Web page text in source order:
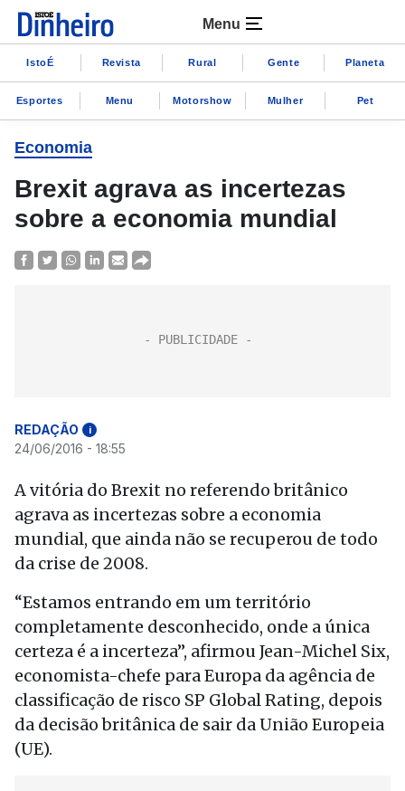
Menu
IstoÉ Revista Rural Gente Planeta
Esportes Menu Motorshow Mulher Pet
Economia
Brexit agrava as incertezas
sobre a economia mundial
REDAÇÃO i
24/06/2016 - 18:55
A vitória do Brexit no referendo britânico
agrava as incertezas sobre a economia
mundial, que ainda não se recuperou de todo
da crise de 2008.
“Estamos entrando em um território
completamente desconhecido, onde a única
certeza é a incerteza”, afirmou Jean-Michel Six,
economista-chefe para Europa da agência de
classificação de risco SP Global Rating, depois
da decisão britânica de sair da União Europeia
(UE).